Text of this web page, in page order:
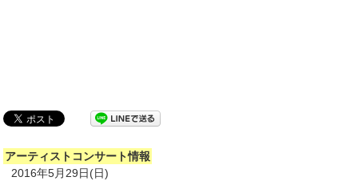
アーティストコンサート情報
2016年5月29日(日)